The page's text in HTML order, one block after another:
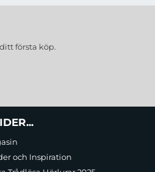
första köp.
och Inspiration